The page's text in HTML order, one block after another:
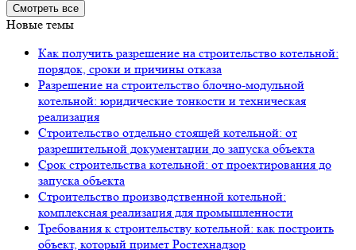
Смотреть все
Новые темы
Как получить разрешение на строительство котельной:
порядок, сроки и причины отказа
Разрешение на строительство блочно-модульной
котельной: юридические тонкости и техническая
реализация
Строительство отдельно стоящей котельной: от
разрешительной документации до запуска объекта
Срок строительства котельной: от проектирования до
запуска объекта
Строительство производственной котельной:
комплексная реализация для промышленности
Требования к строительству котельной: как построить
объект, который примет Ростехнадзор